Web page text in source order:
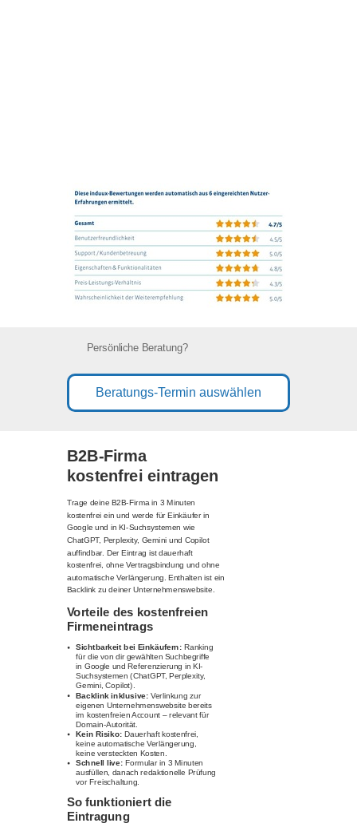
Beratungs-Termin auswählen
Persönliche Beratung?
B2B-Firma
kostenfrei eintragen
Trage deine B2B-Firma in 3 Minuten
kostenfrei ein und werde für Einkäufer in
Google und in KI-Suchsystemen wie
ChatGPT, Perplexity, Gemini und Copilot
auffindbar. Der Eintrag ist dauerhaft
kostenfrei, ohne Vertragsbindung und ohne
automatische Verlängerung. Enthalten ist ein
Backlink zu deiner Unternehmenswebsite.
Vorteile des kostenfreien
Firmeneintrags
Sichtbarkeit bei Einkäufern: Ranking
für die von dir gewählten Suchbegriffe
in Google und Referenzierung in KI-
Suchsystemen (ChatGPT, Perplexity,
Gemini, Copilot).
Backlink inklusive: Verlinkung zur
eigenen Unternehmenswebsite bereits
im kostenfreien Account – relevant für
Domain-Autorität.
Kein Risiko: Dauerhaft kostenfrei,
keine automatische Verlängerung,
keine versteckten Kosten.
Schnell live: Formular in 3 Minuten
ausfüllen, danach redaktionelle Prüfung
vor Freischaltung.
So funktioniert die
Eintragung